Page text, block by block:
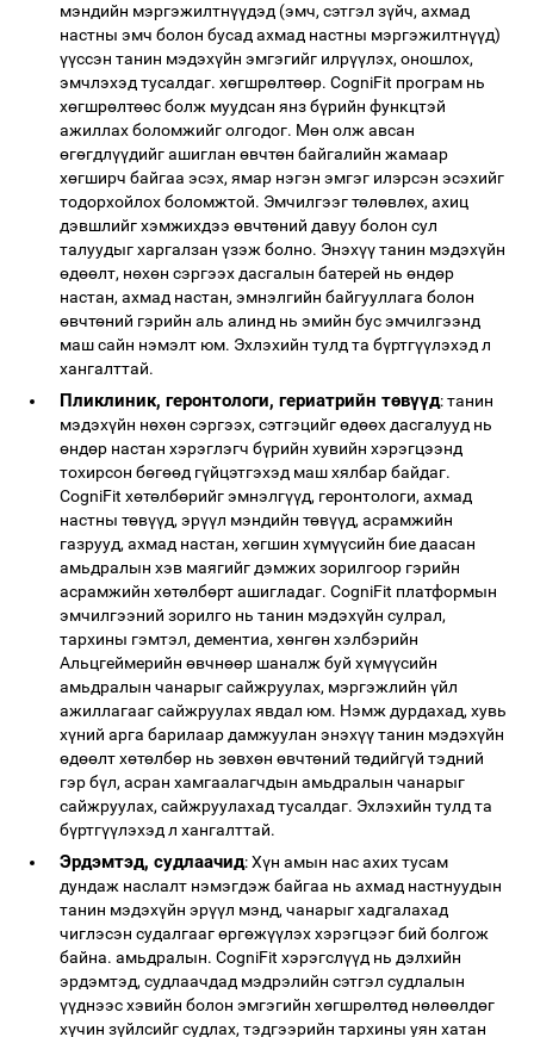
мэндийн мэргэжилтнүүдэд (эмч, сэтгэл зүйч, ахмад
настны эмч болон бусад ахмад настны мэргэжилтнүүд)
үүссэн танин мэдэхүйн эмгэгийг илрүүлэх, оношлох,
эмчлэхэд тусалдаг. хөгшрөлтөөр. CogniFit програм нь
хөгшрөлтөөс болж муудсан янз бүрийн функцтэй
ажиллах боломжийг олгодог. Мөн олж авсан
өгөгдлүүдийг ашиглан өвчтөн байгалийн жамаар
хөгширч байгаа эсэх, ямар нэгэн эмгэг илэрсэн эсэхийг
тодорхойлох боломжтой. Эмчилгээг төлөвлөх, ахиц
дэвшлийг хэмжихдээ өвчтөний давуу болон сул
талуудыг харгалзан үзэж болно. Энэхүү танин мэдэхүйн
өдөөлт, нөхөн сэргээх дасгалын батерей нь өндөр
настан, ахмад настан, эмнэлгийн байгууллага болон
өвчтөний гэрийн аль алинд нь эмийн бус эмчилгээнд
маш сайн нэмэлт юм. Эхлэхийн тулд та бүртгүүлэхэд л
хангалттай.
Пликлиник, геронтологи, гериатрийн төвүүд: танин
мэдэхүйн нөхөн сэргээх, сэтгэцийг өдөөх дасгалууд нь
өндөр настан хэрэглэгч бүрийн хувийн хэрэгцээнд
тохирсон бөгөөд гүйцэтгэхэд маш хялбар байдаг.
CogniFit хөтөлбөрийг эмнэлгүүд, геронтологи, ахмад
настны төвүүд, эрүүл мэндийн төвүүд, асрамжийн
газрууд, ахмад настан, хөгшин хүмүүсийн бие даасан
амьдралын хэв маягийг дэмжих зорилгоор гэрийн
асрамжийн хөтөлбөрт ашигладаг. CogniFit платформын
эмчилгээний зорилго нь танин мэдэхүйн сулрал,
тархины гэмтэл, дементиа, хөнгөн хэлбэрийн
Альцгеймерийн өвчнөөр шаналж буй хүмүүсийн
амьдралын чанарыг сайжруулах, мэргэжлийн үйл
ажиллагааг сайжруулах явдал юм. Нэмж дурдахад, хувь
хүний ​​арга барилаар дамжуулан энэхүү танин мэдэхүйн
өдөөлт хөтөлбөр нь зөвхөн өвчтөний төдийгүй тэдний
гэр бүл, асран хамгаалагчдын амьдралын чанарыг
сайжруулах, сайжруулахад тусалдаг. Эхлэхийн тулд та
бүртгүүлэхэд л хангалттай.
Эрдэмтэд, судлаачид: Хүн амын нас ахих тусам
дундаж наслалт нэмэгдэж байгаа нь ахмад настнуудын
танин мэдэхүйн эрүүл мэнд, чанарыг хадгалахад
чиглэсэн судалгааг өргөжүүлэх хэрэгцээг бий болгож
байна. амьдралын. CogniFit хэрэгслүүд нь дэлхийн
эрдэмтэд, судлаачдад мэдрэлийн сэтгэл судлалын
үүднээс хэвийн болон эмгэгийн хөгшрөлтөд нөлөөлдөг
хүчин зүйлсийг судлах, тэдгээрийн тархины уян хатан